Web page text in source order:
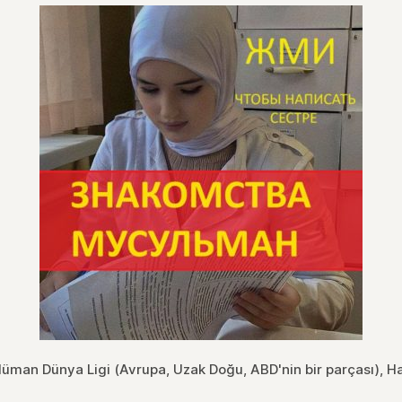
Dünya Ligi (Avrupa, Uzak Doğu, ABD'nin bir parçası),